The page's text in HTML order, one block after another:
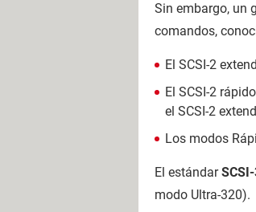
Sin embargo, un
comandos,
El SCSI-2
El SCSI-2
el SCSI-2
Los modos
El estándar
modo Ultra-320).